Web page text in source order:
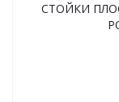
СТОЙКИ ПЛОСКИЕ МЕТАЛ. ОПОРНЫЕ (ДВЕ) И ДЛЯ